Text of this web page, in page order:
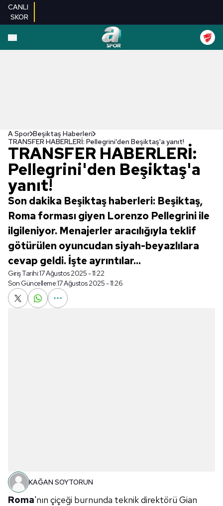
CANLI
SKOR
A Spor Beşiktaş Haberleri
TRANSFER HABERLERİ: Pellegrini'den Beşiktaş'a yanıt!
TRANSFER HABERLERİ:
Pellegrini'den Beşiktaş'a
yanıt!
Son dakika Beşiktaş haberleri: Beşiktaş,
Roma forması giyen Lorenzo Pellegrini ile
ilgileniyor. Menajerler aracılığıyla teklif
götürülen oyuncudan siyah-beyazlılara
cevap geldi. İşte ayrıntılar...
Giriş Tarihi:17 Ağustos 2025 - 11:22
Son Güncelleme:17 Ağustos 2025 - 11:26
KAĞAN SOYTORUN
Roma'nın çiçeği burnunda teknik direktörü Gian